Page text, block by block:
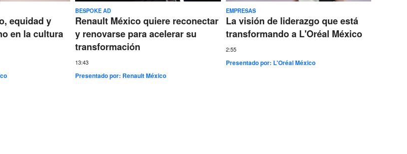
equidad y
en la cultura
BESPOKE AD
Renault México quiere reconectar
y renovarse para acelerar su
transformación
13:43
Presentado por: Renault México
EMPRESAS
La visión de liderazgo que está
transformando a L'Oréal México
2:55
Presentado por: L'Oréal México